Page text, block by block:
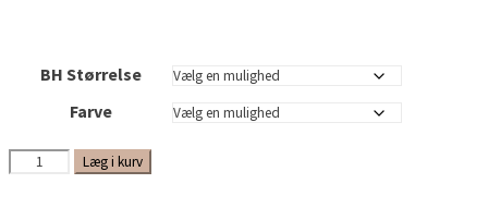
BH Størrelse
Farve
Zara
Soft
Læg i kurv